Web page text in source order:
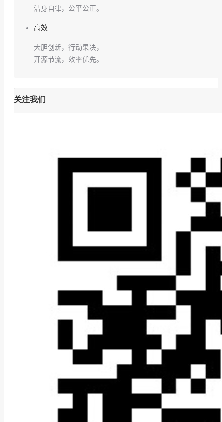
洁身自律，公平公正。
高效
大胆创新，行动果决，
开源节流，效率优先。
关注我们